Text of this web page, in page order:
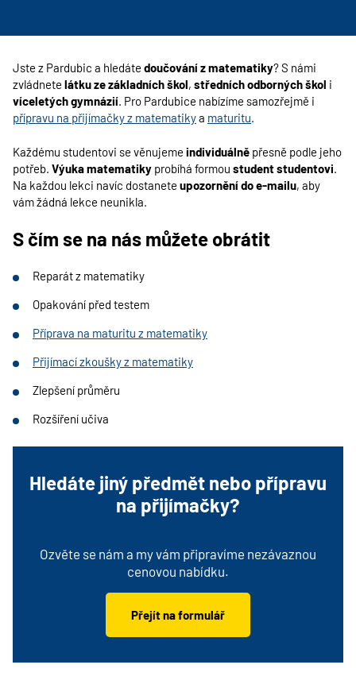
Jste z Pardubic a hledáte doučování z matematiky? S námi
zvládnete látku ze základních škol, středních odborných škol i
víceletých gymnázií. Pro Pardubice nabízíme samozřejmě i
přípravu na přijímačky z matematikya maturitu.
Každému studentovi se věnujeme individuálně přesně podle jeho
potřeb. Výuka matematiky probíhá formou student studentovi.
Na každou lekci navíc dostanete upozornění do e-mailu, aby
vám žádná lekce neunikla.
S čím se na nás můžete obrátit
Reparát z matematiky
Opakování před testem
Příprava na maturitu z matematiky
Přijímací zkoušky z matematiky
Zlepšení průměru
Rozšíření učiva
Hledáte jiný předmět nebo přípravu
na přijímačky?
Ozvěte se nám a my vám připravíme nezávaznou
cenovou nabídku.
Přejít na formulář